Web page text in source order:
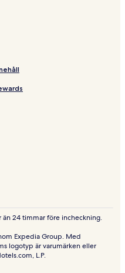
än 24 timmar före incheckning.
Expedia Group. Med
logotyp är varumärken eller
L.P.